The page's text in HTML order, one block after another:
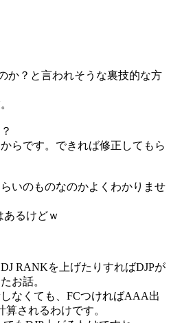
か？と言われそうな裏技的な方
らです。できれば修正してもら
いのものなのかよくわかりませ
るけどｗ
RANKを上げたりすればDJPが
お話。
なくても、FCつければAAA出
されるわけです。